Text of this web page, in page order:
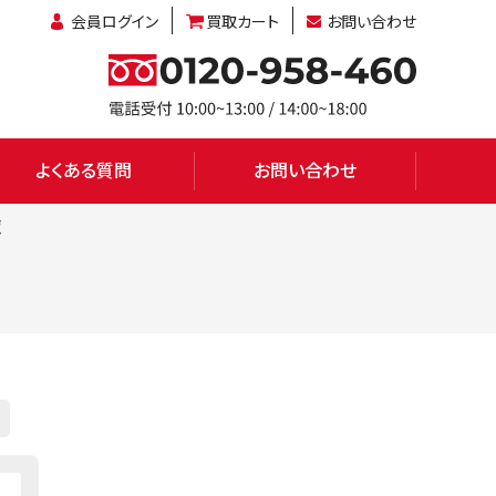
会員ログイン 買取カート お問い合わせ
よくある質問 お問い合わせ